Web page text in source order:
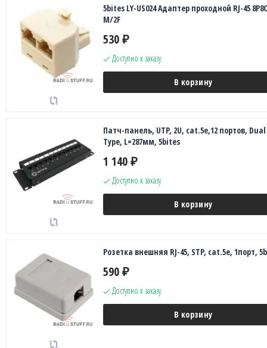
5bites LY-US024 Адаптер проходной RJ-45 8P8C
M/2F
530 ₽
Доступно к заказу
В корзину
Патч-панель, UTP, 2U, cat.5e,12 портов, Dual
Type, L=287мм, 5bites
1 140 ₽
Доступно к заказу
В корзину
Розетка внешняя RJ-45, STP, cat.5е, 1порт,
590 ₽
Доступно к заказу
В корзину